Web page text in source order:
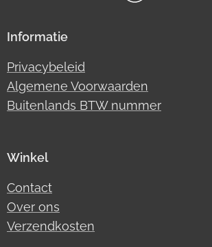
Informatie
Privacybeleid
Algemene Voorwaarden
Buitenlands BTW nummer
Winkel
Contact
Over ons
Verzendkosten